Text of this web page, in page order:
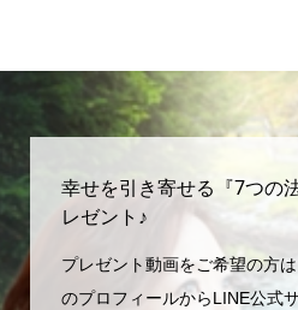
幸せを引き寄せる『7つの
レゼント♪
プレゼント動画をご希望の方
のプロフィールからLINE公式